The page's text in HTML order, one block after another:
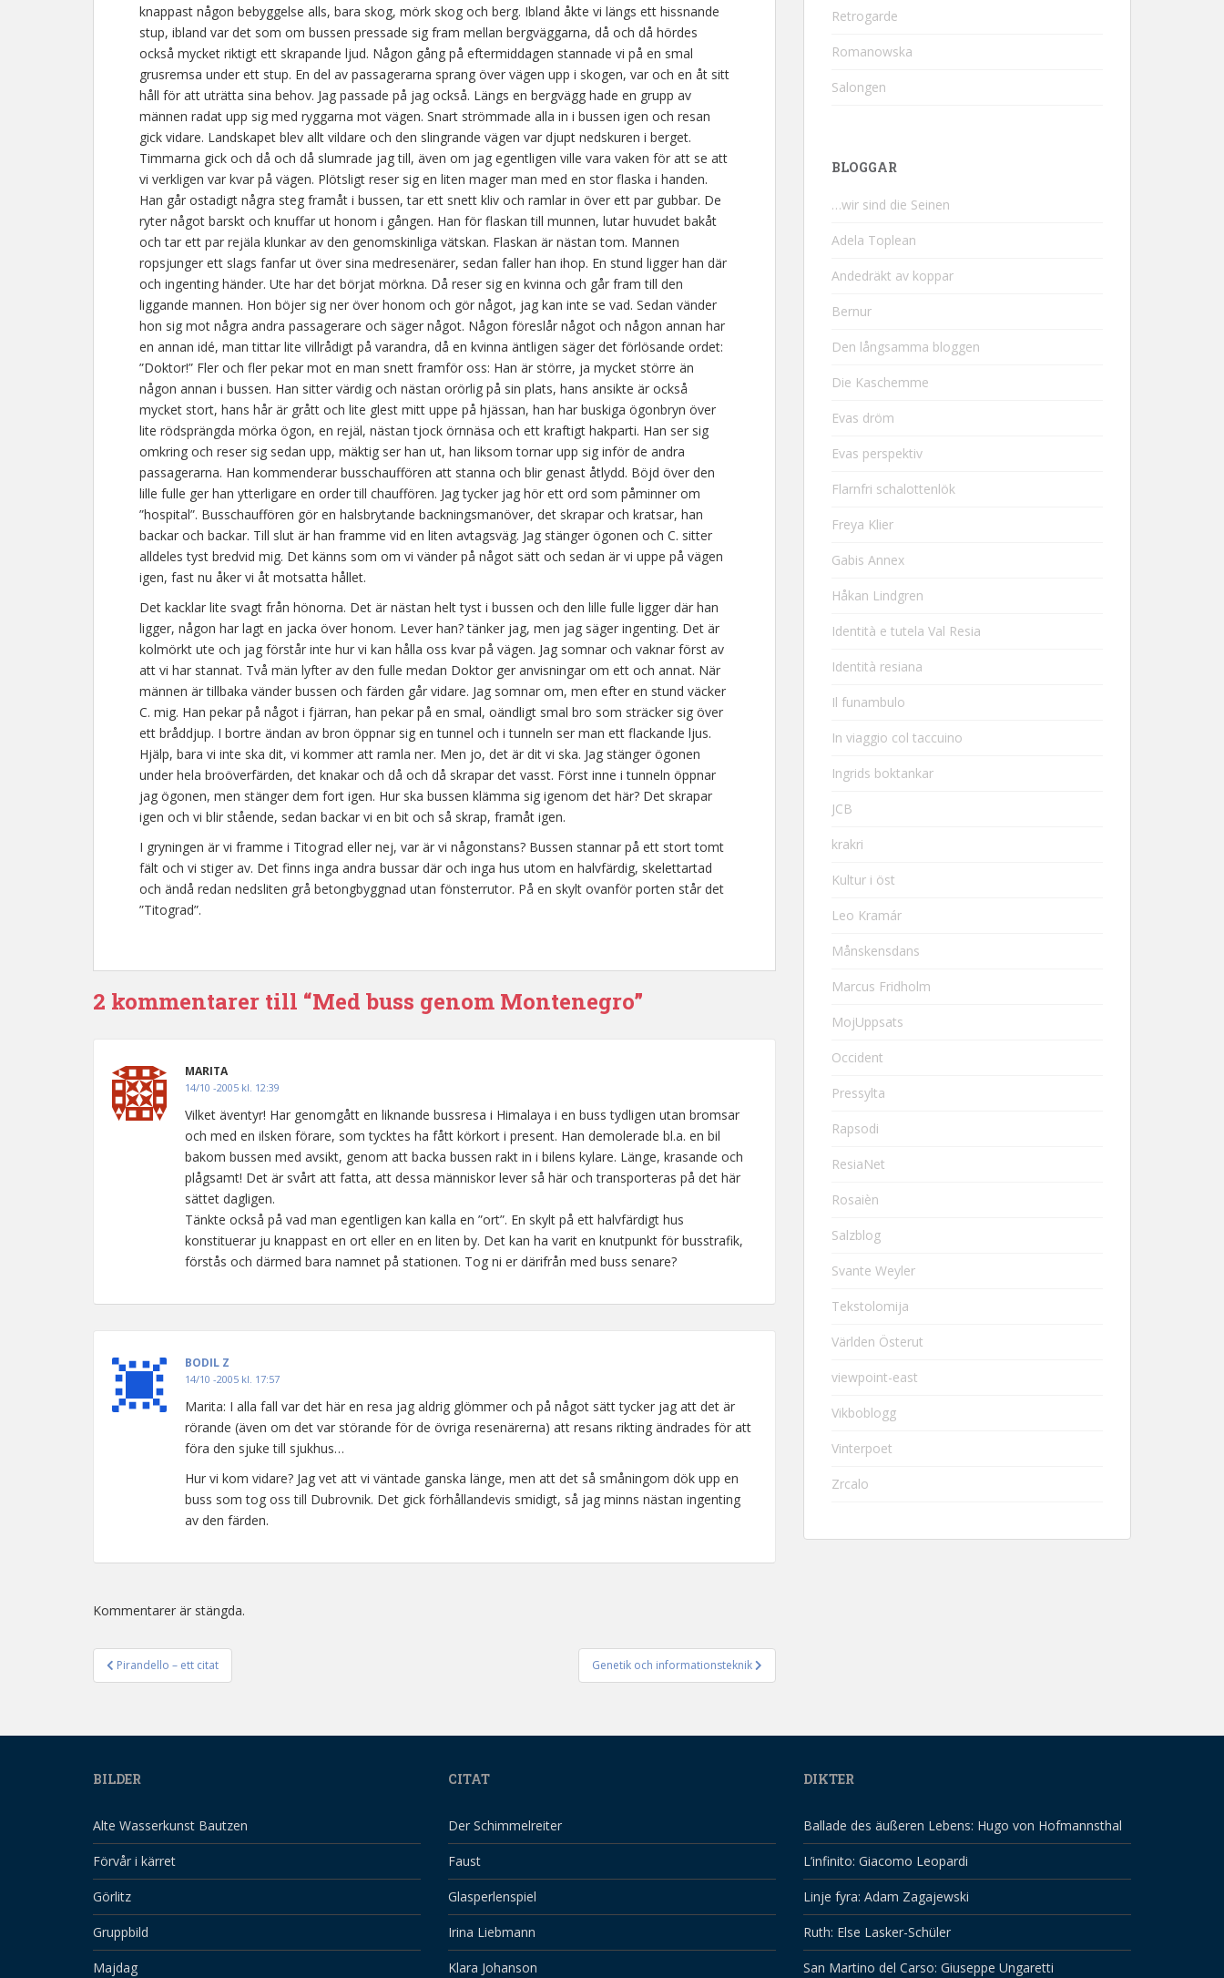
knappast någon bebyggelse alls, bara skog, mörk skog och berg. Ibland åkte vi längs ett hissnande
stup, ibland var det som om bussen pressade sig fram mellan bergväggarna, då och då hördes
också mycket riktigt ett skrapande ljud. Någon gång på eftermiddagen stannade vi på en smal
grusremsa under ett stup. En del av passagerarna sprang över vägen upp i skogen, var och en åt sitt
håll för att uträtta sina behov. Jag passade på jag också. Längs en bergvägg hade en grupp av
männen radat upp sig med ryggarna mot vägen. Snart strömmade alla in i bussen igen och resan
gick vidare. Landskapet blev allt vildare och den slingrande vägen var djupt nedskuren i berget.
Timmarna gick och då och då slumrade jag till, även om jag egentligen ville vara vaken för att se att
vi verkligen var kvar på vägen. Plötsligt reser sig en liten mager man med en stor flaska i handen.
Han går ostadigt några steg framåt i bussen, tar ett snett kliv och ramlar in över ett par gubbar. De
ryter något barskt och knuffar ut honom i gången. Han för flaskan till munnen, lutar huvudet bakåt
och tar ett par rejäla klunkar av den genomskinliga vätskan. Flaskan är nästan tom. Mannen
ropsjunger ett slags fanfar ut över sina medresenärer, sedan faller han ihop. En stund ligger han där
och ingenting händer. Ute har det börjat mörkna. Då reser sig en kvinna och går fram till den
liggande mannen. Hon böjer sig ner över honom och gör något, jag kan inte se vad. Sedan vänder
hon sig mot några andra passagerare och säger något. Någon föreslår något och någon annan har
en annan idé, man tittar lite villrådigt på varandra, då en kvinna äntligen säger det förlösande ordet:
”Doktor!” Fler och fler pekar mot en man snett framför oss: Han är större, ja mycket större än
någon annan i bussen. Han sitter värdig och nästan orörlig på sin plats, hans ansikte är också
mycket stort, hans hår är grått och lite glest mitt uppe på hjässan, han har buskiga ögonbryn över
lite rödsprängda mörka ögon, en rejäl, nästan tjock örnnäsa och ett kraftigt hakparti. Han ser sig
omkring och reser sig sedan upp, mäktig ser han ut, han liksom tornar upp sig inför de andra
passagerarna. Han kommenderar busschauffören att stanna och blir genast åtlydd. Böjd över den
lille fulle ger han ytterligare en order till chauffören. Jag tycker jag hör ett ord som påminner om
”hospital”. Busschauffören gör en halsbrytande backningsmanöver, det skrapar och kratsar, han
backar och backar. Till slut är han framme vid en liten avtagsväg. Jag stänger ögonen och C. sitter
alldeles tyst bredvid mig. Det känns som om vi vänder på något sätt och sedan är vi uppe på vägen
igen, fast nu åker vi åt motsatta hållet.
Det kacklar lite svagt från hönorna. Det är nästan helt tyst i bussen och den lille fulle ligger där han
ligger, någon har lagt en jacka över honom. Lever han? tänker jag, men jag säger ingenting. Det är
kolmörkt ute och jag förstår inte hur vi kan hålla oss kvar på vägen. Jag somnar och vaknar först av
att vi har stannat. Två män lyfter av den fulle medan Doktor ger anvisningar om ett och annat. När
männen är tillbaka vänder bussen och färden går vidare. Jag somnar om, men efter en stund väcker
C. mig. Han pekar på något i fjärran, han pekar på en smal, oändligt smal bro som sträcker sig över
ett bråddjup. I bortre ändan av bron öppnar sig en tunnel och i tunneln ser man ett flackande ljus.
Hjälp, bara vi inte ska dit, vi kommer att ramla ner. Men jo, det är dit vi ska. Jag stänger ögonen
under hela broöverfärden, det knakar och då och då skrapar det vasst. Först inne i tunneln öppnar
jag ögonen, men stänger dem fort igen. Hur ska bussen klämma sig igenom det här? Det skrapar
igen och vi blir stående, sedan backar vi en bit och så skrap, framåt igen.
I gryningen är vi framme i Titograd eller nej, var är vi någonstans? Bussen stannar på ett stort tomt
fält och vi stiger av. Det finns inga andra bussar där och inga hus utom en halvfärdig, skelettartad
och ändå redan nedsliten grå betongbyggnad utan fönsterrutor. På en skylt ovanför porten står det
”Titograd”.
2 kommentarer till “Med buss genom Montenegro”
MARITA
14/10 -2005 kl. 12:39
Vilket äventyr! Har genomgått en liknande bussresa i Himalaya i en buss tydligen utan bromsar
och med en ilsken förare, som tycktes ha fått körkort i present. Han demolerade bl.a. en bil
bakom bussen med avsikt, genom att backa bussen rakt in i bilens kylare. Länge, krasande och
plågsamt! Det är svårt att fatta, att dessa människor lever så här och transporteras på det här
sättet dagligen.
Tänkte också på vad man egentligen kan kalla en ”ort”. En skylt på ett halvfärdigt hus
konstituerar ju knappast en ort eller en en liten by. Det kan ha varit en knutpunkt för busstrafik,
förstås och därmed bara namnet på stationen. Tog ni er därifrån med buss senare?
BODIL Z
14/10 -2005 kl. 17:57
Marita: I alla fall var det här en resa jag aldrig glömmer och på något sätt tycker jag att det är
rörande (även om det var störande för de övriga resenärerna) att resans rikting ändrades för att
föra den sjuke till sjukhus…
Hur vi kom vidare? Jag vet att vi väntade ganska länge, men att det så småningom dök upp en
buss som tog oss till Dubrovnik. Det gick förhållandevis smidigt, så jag minns nästan ingenting
av den färden.
Kommentarer är stängda.
Inläggsnavigering
Pirandello – ett citat Genetik och informationsteknik
Retrogarde
Romanowska
Salongen
BLOGGAR
…wir sind die Seinen
Adela Toplean
Andedräkt av koppar
Bernur
Den långsamma bloggen
Die Kaschemme
Evas dröm
Evas perspektiv
Flarnfri schalottenlök
Freya Klier
Gabis Annex
Håkan Lindgren
Identità e tutela Val Resia
Identità resiana
Il funambulo
In viaggio col taccuino
Ingrids boktankar
JCB
krakri
Kultur i öst
Leo Kramár
Månskensdans
Marcus Fridholm
MojUppsats
Occident
Pressylta
Rapsodi
ResiaNet
Rosaièn
Salzblog
Svante Weyler
Tekstolomija
Världen Österut
viewpoint-east
Vikboblogg
Vinterpoet
Zrcalo
BILDER
Alte Wasserkunst Bautzen
Förvår i kärret
Görlitz
Gruppbild
Majdag
CITAT
Der Schimmelreiter
Faust
Glasperlenspiel
Irina Liebmann
Klara Johanson
DIKTER
Ballade des äußeren Lebens: Hugo von Hofmannsthal
L’infinito: Giacomo Leopardi
Linje fyra: Adam Zagajewski
Ruth: Else Lasker-Schüler
San Martino del Carso: Giuseppe Ungaretti